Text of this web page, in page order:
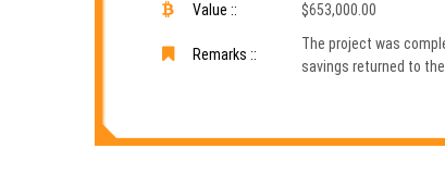
Value ::
$653,000.00
Remarks ::
The project was
savings returned to the